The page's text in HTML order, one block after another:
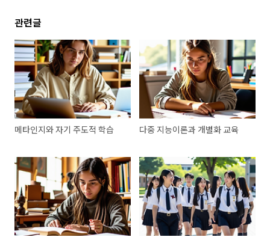
관련글
메타인지와 자기 주도적 학습 다중 지능이론과 개별화 교육